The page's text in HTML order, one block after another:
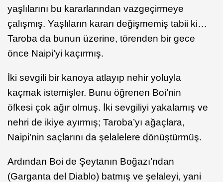
yaşlılarını bu kararlarından vazgeçirmeye
çalışmış. Yaşlıların kararı değişmemiş tabii ki…
Taroba da bunun üzerine, törenden bir gece
önce Naipi’yi kaçırmış.
İki sevgili bir kanoya atlayıp nehir yoluyla
kaçmak istemişler. Bunu öğrenen Boi’nin
öfkesi çok ağır olmuş. İki sevgiliyi yakalamış ve
nehri de ikiye ayırmış; Taroba’yı ağaçlara,
Naipi’nin saçlarını da şelalelere dönüştürmüş.
Ardından Boi de Şeytanın Boğazı’ndan
(Garganta del Diablo) batmış ve şelaleyi, yani